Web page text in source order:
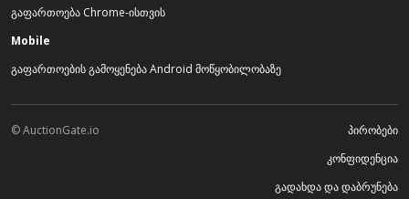
გაფართოება Chrome-ისთვის
Mobile
გაფართოების გამოყენება Android მოწყობილობაზე
© AuctionGate.io
პირობები
კონფიდენცია
გადახდა და დაბრუნება